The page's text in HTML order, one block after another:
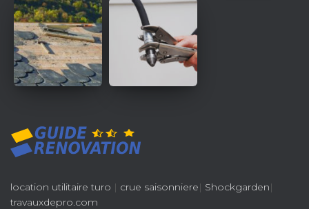
location utilitaire turo | crue saisonniere| Shockgarden|
travauxdepro.com